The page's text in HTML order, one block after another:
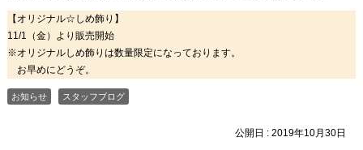
【オリジナル☆しめ飾り】
11/1（金）より販売開始
※オリジナルしめ飾りは数量限定になっております。
お早めにどうぞ。
お知らせ スタッフブログ
公開日 :2019年10月30日